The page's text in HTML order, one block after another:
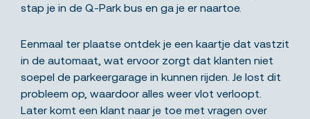
stap je in de Q-Park bus en ga je er naartoe.
Eenmaal ter plaatse ontdek je een kaartje dat vastzit
in de automaat, wat ervoor zorgt dat klanten niet
soepel de parkeergarage in kunnen rijden. Je lost dit
probleem op, waardoor alles weer vlot verloopt.
Later komt een klant naar je toe met vragen over